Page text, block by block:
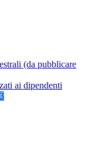
(da pubblicare
ai dipendenti